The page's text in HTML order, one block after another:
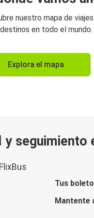
nuestro mapa de
en todo el mundo.
Explora el mapa
seguimiento
Tus
Mantente